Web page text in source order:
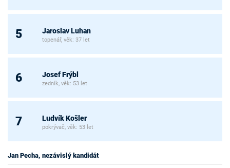
5 Jaroslav Luhan
topenář, věk: 37 let
6 Josef Frýbl
zedník, věk: 53 let
7 Ludvík Košler
pokrývač, věk: 53 let
Jan Pecha, nezávislý kandidát